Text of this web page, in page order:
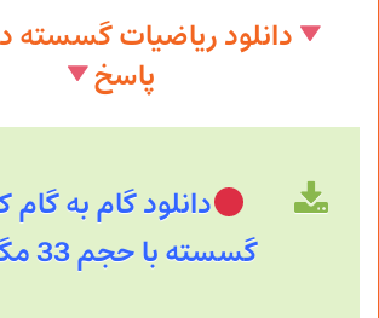
دانلود ریاضیات گسسته
پاسخ
دانلودگام به
گسسته با حجم 33 مگابایت